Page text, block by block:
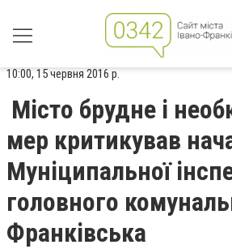
10:00, 15 червня 2016 р.
Місто бруднe і
мер критикував
Муніципальної
головного
Франківська